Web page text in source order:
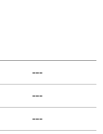
---
---
---